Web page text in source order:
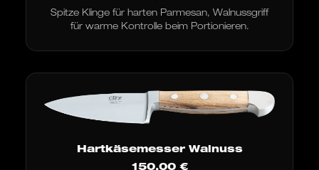
Spitze Klinge für harten Parmesan, Walnussgriff
für warme Kontrolle beim Portionieren.
Hartkäsemesser Walnuss
150,00 €